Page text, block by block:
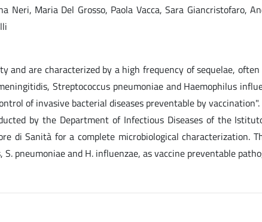
Maria Del Grosso, Paola Vacca, Sara Giancristofaro,
are characterized by a high frequency of sequelae,
Streptococcus pneumoniae and Haemophilus
of invasive bacterial diseases preventable by
by the Department of Infectious Diseases of the
di Sanità for a complete microbiological characterization.
pneumoniae and H. influenzae, as vaccine preventable